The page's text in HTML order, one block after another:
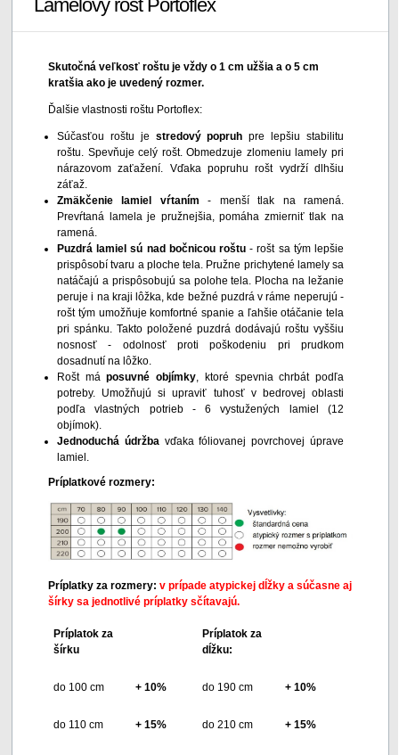
Lamelový rošt Portoflex
Skutočná veľkosť roštu je vždy o 1 cm užšia a o 5 cm
kratšia ako je uvedený rozmer.
Ďalšie vlastnosti roštu Portoflex:
Súčasťou roštu je stredový popruh pre lepšiu stabilitu
roštu. Spevňuje celý rošt. Obmedzuje zlomeniu lamely pri
nárazovom zaťažení. Vďaka popruhu rošt vydrží dlhšiu
záťaž.
Zmäkčenie lamiel vŕtaním - menší tlak na ramená.
Prevŕtaná lamela je pružnejšia, pomáha zmierniť tlak na
ramená.
Puzdrá lamiel sú nad bočnicou roštu - rošt sa tým lepšie
prispôsobí tvaru a ploche tela. Pružne prichytené lamely sa
natáčajú a prispôsobujú sa polohe tela. Plocha na ležanie
peruje i na kraji lôžka, kde bežné puzdrá v ráme neperujú -
rošt tým umožňuje komfortné spanie a ľahšie otáčanie tela
pri spánku. Takto položené puzdrá dodávajú roštu vyššiu
nosnosť - odolnosť proti poškodeniu pri prudkom
dosadnutí na lôžko.
Rošt máposuvné objímky, ktoré spevnia chrbát podľa
potreby. Umožňujú si upraviť tuhosť v bedrovej oblasti
podľa vlastných potrieb - 6 vystužených lamiel (12
objímok).
Jednoduchá údržbavďaka fóliovanej povrchovej úprave
lamiel.
Príplatkové rozmery:
Príplatky za rozmery: v prípade atypickej dĺžky a súčasne aj
šírky sa jednotlivé príplatky sčítavajú.
Príplatok za
šírku
Príplatok za
dĺžku:
do 100 cm + 10% do 190 cm + 10%
do 110 cm + 15% do 210 cm + 15%